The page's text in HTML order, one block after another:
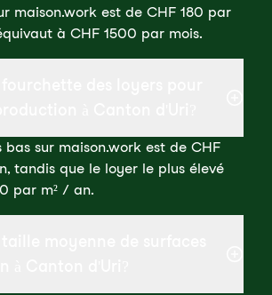
maison.work est de CHF 180 par
à CHF 1500 par mois.
bas sur maison.work est de CHF
tandis que le loyer le plus élevé
par m² / an.